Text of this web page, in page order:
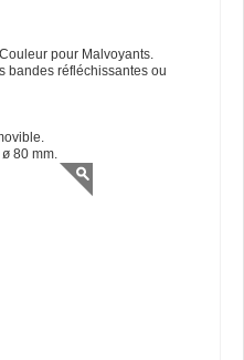
pour Malvoyants.
bandes réfléchissantes ou
80 mm.